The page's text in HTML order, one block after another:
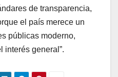
de transparencia,
el país merece un
públicas moderno,
interés general”.